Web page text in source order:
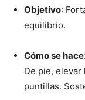
Objetivo:
equilibrio.
Cómo se hace:
De pie, elevar
puntillas.